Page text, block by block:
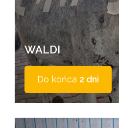
WALDI
Do końca 2 dni